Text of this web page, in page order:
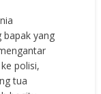
bapak yang
polisi,
tua